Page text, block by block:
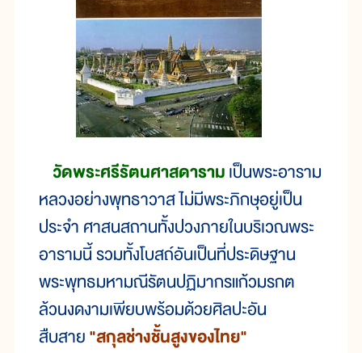
วัดพระศรีรัตนศาสดารามเป็นพระอาราม
หลวงอย่างพุทธาวาส ไม่มีพระภิกษุอยู่เป็น
ประจำ ศาสนสถานทั้งปวงภายในบริเวณพระ
อารามนี้ รวมทั้งโบสถ์อันเป็นที่ประดิษฐาน
พระพุทธมหามณีรัตนปฏิมากรแก้วมรกต
ล้วนงดงามเพียบพร้อมด้วยศิลปะอัน
สืบสาย"สกุลช่างชั้นสูงของไทย"